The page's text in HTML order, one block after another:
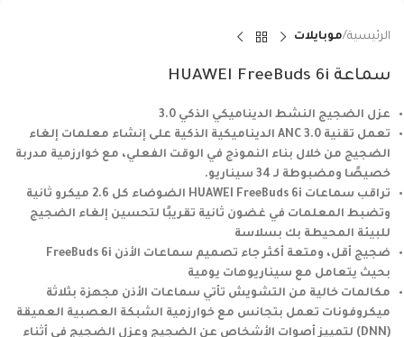
الرئيسية موبايلات
سماعة HUAWEI FreeBuds 6i
عزل الضجيج النشط الديناميكي الذكي 3.0
تعمل تقنية ANC 3.0 الديناميكية الذكية على إنشاء معلمات إلغاء
الضجيج من خلال بناء النموذج في الوقت الفعلي، مع خوارزمية مدربة
خصيصًا ومضبوطة لـ 34 سيناريو.
تراقب سماعات HUAWEI FreeBuds 6i الضوضاء كل 2.6 ميكرو ثانية
وتضبط المعلمات في غضون ثانية تقريبًا لتحسين إلغاء الضجيج
للبيئة المحيطة بك بسلاسة
ضجيج أقل، ومتعة أكثر
جاء تصميم سماعات الأذن FreeBuds 6i
بحيث يتعامل مع سيناريوهات يومية
مكالمات خالية من التشويش تأتي سماعات الأذن مجهزة بثلاثة
ميكروفونات تعمل بتجانس مع خوارزمية الشبكة العصبية العميقة
(DNN) لتمييز أصوات الأشخاص عن الضجيج وعزل الضجيج في أثناء